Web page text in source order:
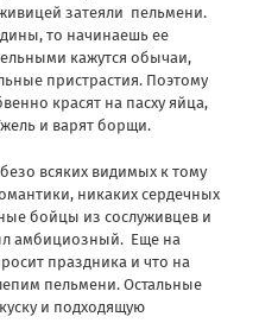
затеяли пельмени.
то начинаешь ее
кажутся обычаи,
пристрастия. Поэтому
красят на пасху яйца,
и варят борщи.
всяких видимых к тому
никаких сердечных
бойцы из сослуживцев и
амбициозный. Еще на
праздника и что на
пельмени. Остальные
и подходящую